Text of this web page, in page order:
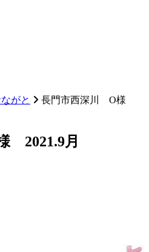
がと
長門市西深川 O様
2021.9月